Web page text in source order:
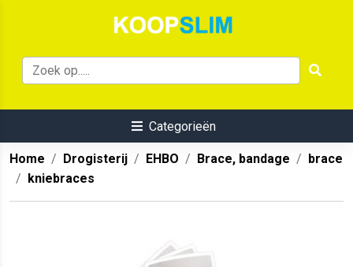
Categorieën
Home Drogisterij EHBO Brace, bandage
brace
kniebraces